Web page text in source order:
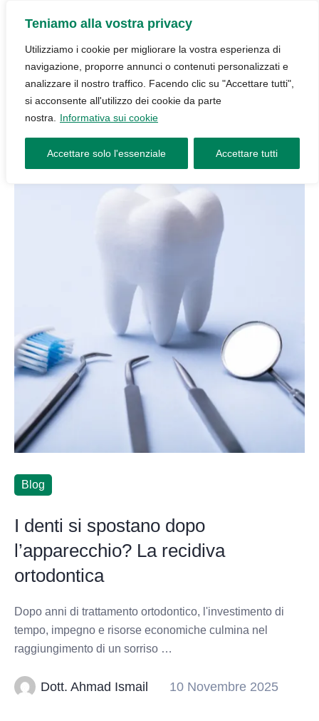
Teniamo alla vostra privacy
Utilizziamo i cookie per migliorare la vostra esperienza di
navigazione, proporre annunci o contenuti personalizzati e
analizzare il nostro traffico. Facendo clic su "Accettare tutti",
si acconsente all'utilizzo dei cookie da parte
nostra.
Informativa sui cookie
Accettare solo l'essenziale Accettare tutti
Blog
I denti si spostano dopo
l’apparecchio? La recidiva
ortodontica
Dopo anni di trattamento ortodontico, l'investimento di
tempo, impegno e risorse economiche culmina nel
raggiungimento di un sorriso …
Dott. Ahmad Ismail 10 Novembre 2025